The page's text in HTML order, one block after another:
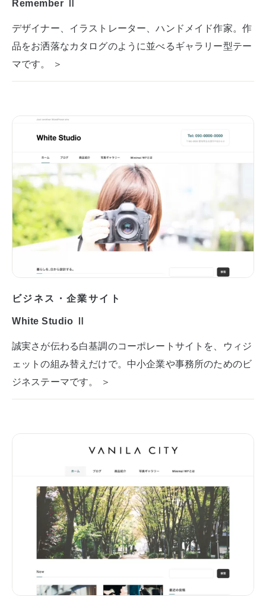
Remember Ⅱ
デザイナー、イラストレーター、ハンドメイド作家。作
品をお洒落なカタログのように並べるギャラリー型テー
マです。 ＞
ビジネス・企業サイト
White Studio Ⅱ
誠実さが伝わる白基調のコーポレートサイトを、ウィジ
ェットの組み替えだけで。中小企業や事務所のためのビ
ジネステーマです。 ＞